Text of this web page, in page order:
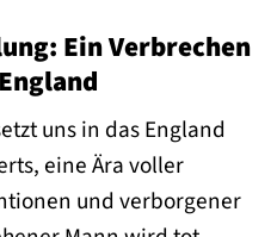
Ein Verbrechen
uns in das England
eine Ära voller
und verborgener